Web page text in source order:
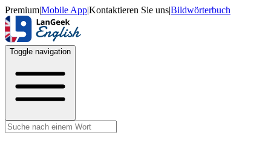
Premium|Mobile App|Kontaktieren Sie uns|Bildwörterbuch
Toggle navigation